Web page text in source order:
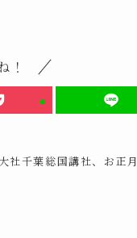
！
社千葉総国講社、お正